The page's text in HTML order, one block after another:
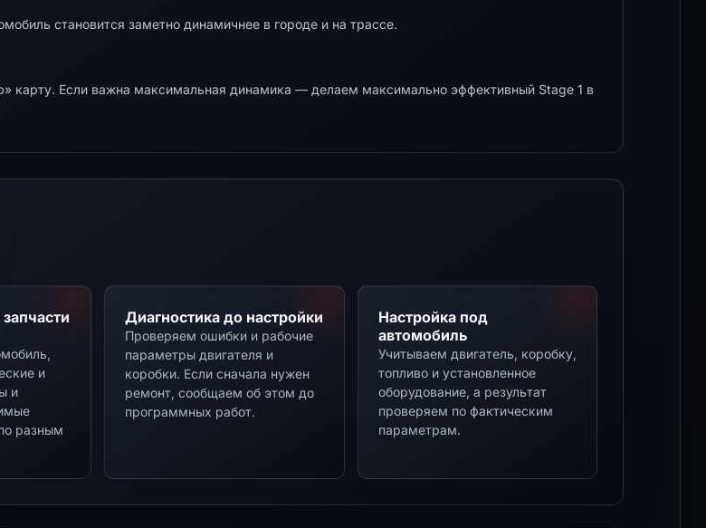
становится заметно динамичнее в городе и на трассе.
Если важна максимальная динамика — делаем максимально эффективный Stage 1 в
и
и
разным
Диагностика до настройки
Проверяем ошибки и рабочие
параметры двигателя и
коробки. Если сначала нужен
ремонт, сообщаем об этом до
программных работ.
Настройка под
автомобиль
Учитываем двигатель, коробку,
топливо и установленное
оборудование, а результат
проверяем по фактическим
параметрам.